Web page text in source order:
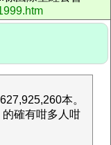
本。
確有咁多人咁